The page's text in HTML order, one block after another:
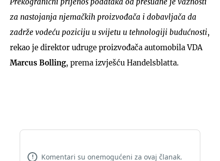
za nastojanja njemačkih proizvođača i dobavljača da
zadrže vodeću poziciju u svijetu u tehnologiji budućnosti,
rekao je direktor udruge proizvođača automobila VDA
Marcus Bolling, prema izvješću Handelsblatta.
! Komentari su onemogućeni za ovaj članak.